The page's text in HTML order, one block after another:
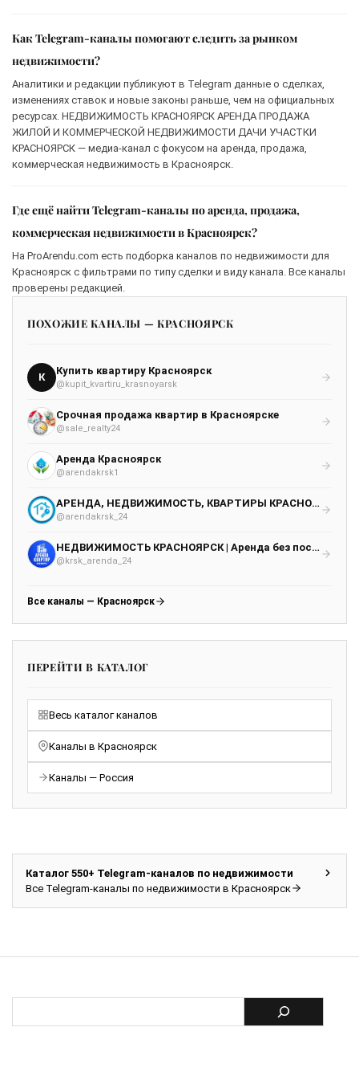
Как Telegram-каналы помогают следить за рынком
недвижимости?
Аналитики и редакции публикуют в Telegram данные о сделках,
изменениях ставок и новые законы раньше, чем на официальных
ресурсах. НЕДВИЖИМОСТЬ КРАСНОЯРСК АРЕНДА ПРОДАЖА
ЖИЛОЙ И КОММЕРЧЕСКОЙ НЕДВИЖИМОСТИ ДАЧИ УЧАСТКИ
КРАСНОЯРСК — медиа-канал с фокусом на аренда, продажа,
коммерческая недвижимость в Красноярск.
Где ещё найти Telegram-каналы по аренда, продажа,
коммерческая недвижимости в Красноярск?
На ProArendu.com есть подборка каналов по недвижимости для
Красноярск с фильтрами по типу сделки и виду канала. Все каналы
проверены редакцией.
ПОХОЖИЕ КАНАЛЫ — КРАСНОЯРСК
К
Купить квартиру Красноярск
@kupit_kvartiru_krasnoyarsk
Срочная продажа квартир в Красноярске
@sale_realty24
Аренда Красноярск
@arendakrsk1
АРЕНДА, НЕДВИЖИМОСТЬ, КВАРТИРЫ КРАСНОЯРСК
@arendakrsk_24
НЕДВИЖИМОСТЬ КРАСНОЯРСК | Аренда без посредников
@krsk_arenda_24
Все каналы — Красноярск
ПЕРЕЙТИ В КАТАЛОГ
Весь каталог каналов
Каналы в Красноярск
Каналы — Россия
Каталог 550+ Telegram-каналов по недвижимости
Все Telegram-каналы по недвижимости в Красноярск